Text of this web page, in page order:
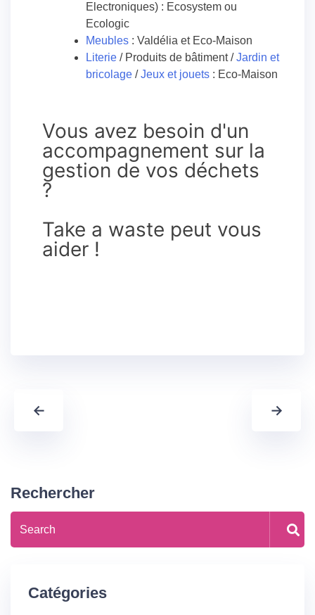
Electroniques) : Ecosystem ou
Ecologic
Meubles : Valdélia et Eco-Maison
Literie / Produits de bâtiment /Jardin et
bricolage /Jeux et jouets : Eco-Maison
Vous avez besoin d'un
accompagnement sur la
gestion de vos déchets
?
Take a waste peut vous
aider !
← →
Rechercher
Catégories